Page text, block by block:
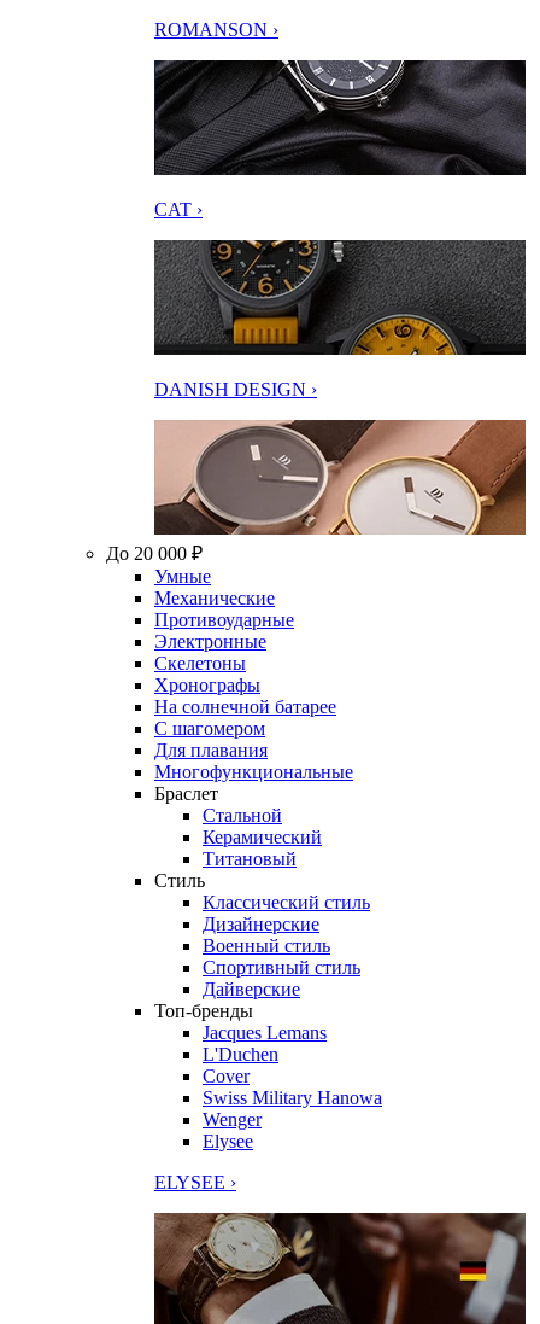
ROMANSON ›
CAT ›
DANISH DESIGN ›
До 20 000 ₽
Умные
Механические
Противоударные
Электронные
Скелетоны
Хронографы
На солнечной батарее
С шагомером
Для плавания
Многофункциональные
Браслет
Стальной
Керамический
Титановый
Стиль
Классический стиль
Дизайнерские
Военный стиль
Спортивный стиль
Дайверские
Топ-бренды
Jacques Lemans
L'Duchen
Cover
Swiss Military Hanowa
Wenger
Elysee
ELYSEE ›